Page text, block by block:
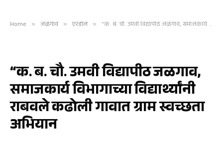
Home » जळगाव » एरंडोल » “क. ब. चौ. उमवी विद्यापीठ जळगाव, समाजकार्य विभागाच्या विद्यार्थ्यांनी राबवले कढोली गावात ग्राम स्वच्छता अभियान
“क. ब. चौ. उमवी विद्यापीठ जळगाव,
समाजकार्य विभागाच्या विद्यार्थ्यांनी
राबवले कढोली गावात ग्राम स्वच्छता
अभियान